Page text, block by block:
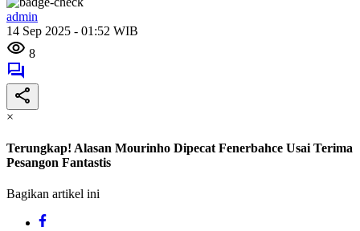
admin
14 Sep 2025 - 01:52 WIB
8
×
Terungkap! Alasan Mourinho Dipecat Fenerbahce Usai Terima
Pesangon Fantastis
Bagikan artikel ini